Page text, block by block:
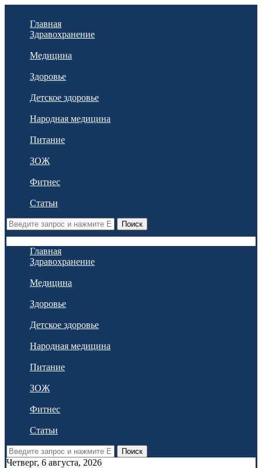
Главная
Здравохранение
Медицина
Здоровье
Детское здоровье
Народная медицина
Питание
ЗОЖ
Фитнес
Статьи
Поиск
Главная
Здравохранение
Медицина
Здоровье
Детское здоровье
Народная медицина
Питание
ЗОЖ
Фитнес
Статьи
Поиск
Четверг, 6 августа, 2026